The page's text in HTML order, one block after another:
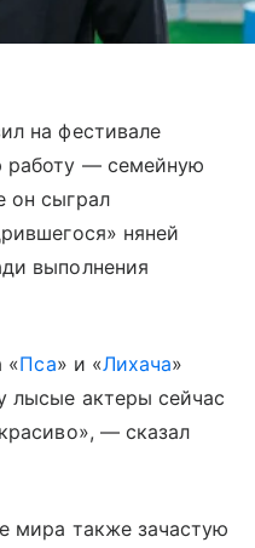
на фестивале
работу — семейную
он сыграл
няней
выполнения
«Пса» и «Лихача»
лысые актеры сейчас
— сказал
мира также зачастую